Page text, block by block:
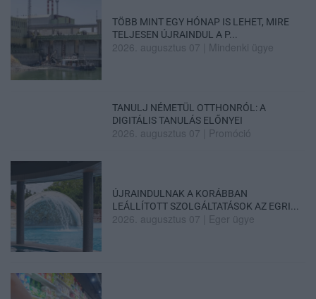
TÖBB MINT EGY HÓNAP IS LEHET, MIRE
TELJESEN ÚJRAINDUL A P...
2026. augusztus 07 Mindenki ügye
TANULJ NÉMETÜL OTTHONRÓL: A
DIGITÁLIS TANULÁS ELŐNYEI
2026. augusztus 07 Promóció
ÚJRAINDULNAK A KORÁBBAN
LEÁLLÍTOTT SZOLGÁLTATÁSOK AZ EGRI...
2026. augusztus 07 Eger ügye